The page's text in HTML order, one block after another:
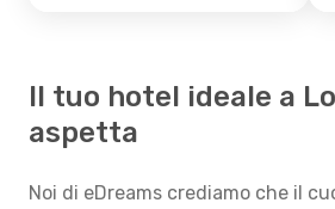
Il tuo hotel ideale a
aspetta
Noi di eDreams crediamo che il